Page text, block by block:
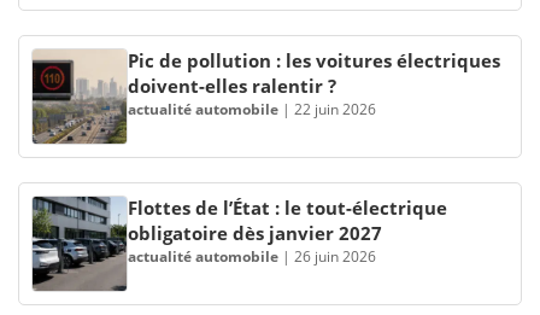
Pic de pollution : les voitures électriques
doivent-elles ralentir ?
actualité automobile | 22 juin 2026
Flottes de l’État : le tout-électrique
obligatoire dès janvier 2027
actualité automobile | 26 juin 2026